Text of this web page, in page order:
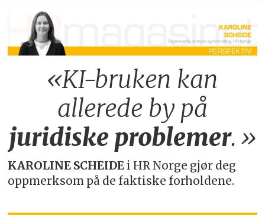
«KI-bruken kan
allerede by på
juridiske problemer.»
KAROLINE SCHEIDE i HR Norge gjør deg
oppmerksom på de faktiske forholdene.